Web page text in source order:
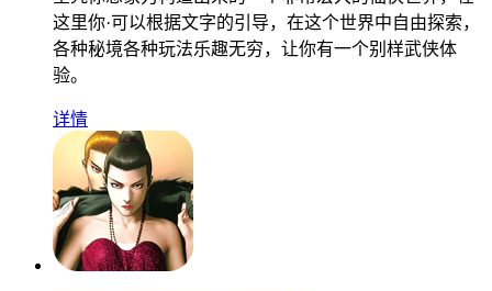
这里你·可以根据文字的引导，在这个世界中自由探索，
各种秘境各种玩法乐趣无穷，让你有一个别样武侠体
验。
详情